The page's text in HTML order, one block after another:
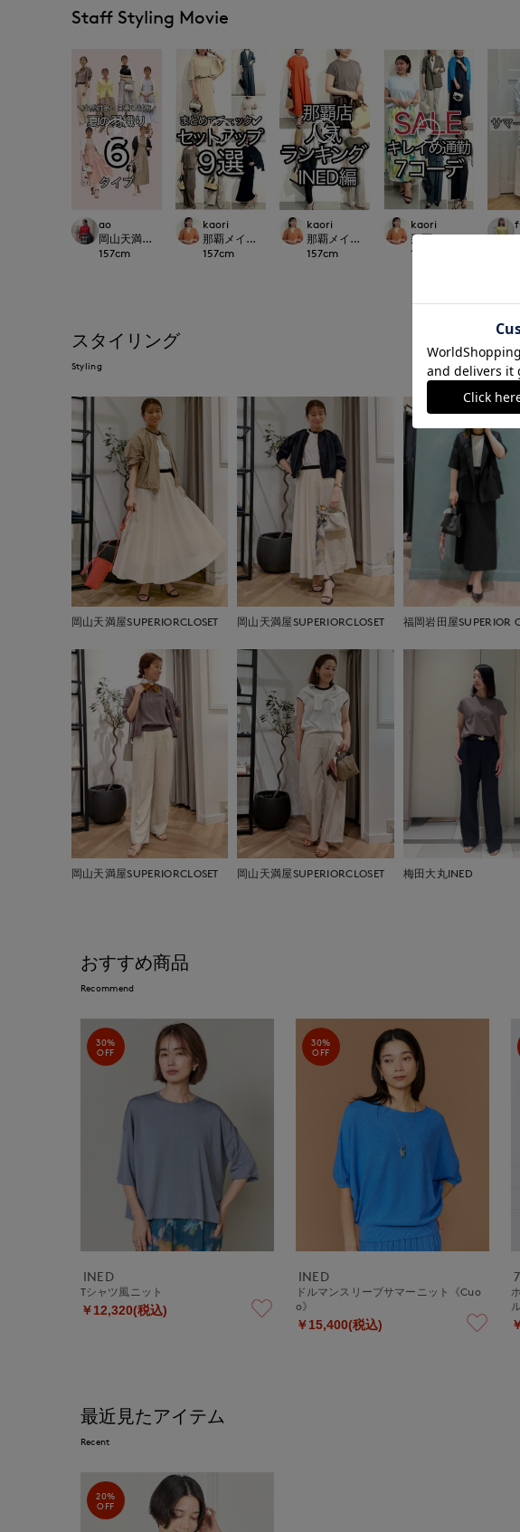
Staff Styling Movie
ao
岡山天満屋SUPERIORCLOSET
157cm
kaori
那覇メインプレイスI.T.'S.international
157cm
kaori
那覇メインプレイスI.T.'S.international
157cm
kaori
那覇メインプレイス
157
スタイリング
Styling
岡山天満屋SUPERIORCLOSET 岡山天満屋SUPERIORCLOSET 福岡岩田屋SUPERIOR
岡山天満屋SUPERIORCLOSET 岡山天満屋SUPERIORCLOSET 梅田大丸INED
おすすめ商品
Recommend
30%
OFF
INED
Tシャツ風ニット
￥12,320(税込)
30%
OFF
INED
ドルマンスリーブサマーニット《Cuo
o》
￥15,400(税込)
最近見たアイテム
Recent
20%
OFF